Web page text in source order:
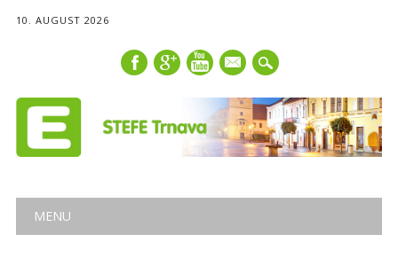
10. AUGUST 2026
mail
Main menu
MENU